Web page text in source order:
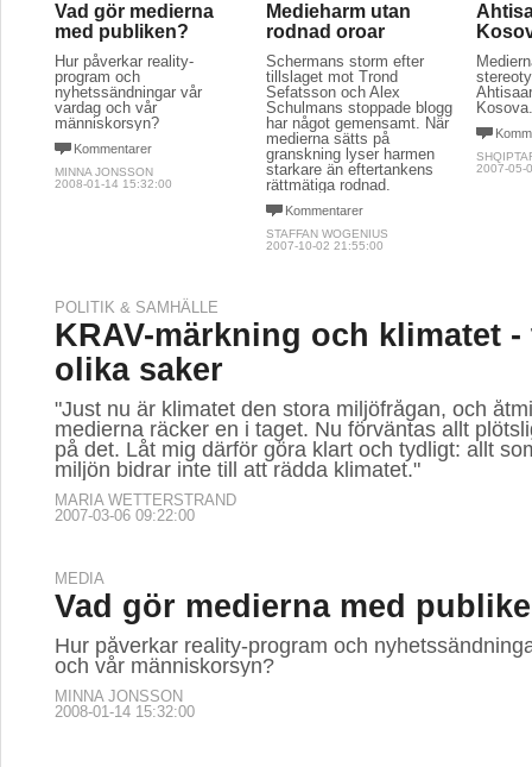
Vad gör medierna
med publiken?
Hur påverkar reality-
program och
nyhetssändningar vår
vardag och vår
människorsyn?
Kommentarer
MINNA JONSSON
2008-01-14 15:32:00
Medieharm utan
rodnad oroar
Schermans storm efter
tillslaget mot Trond
Sefatsson och Alex
Schulmans stoppade blogg
har något gemensamt. När
medierna sätts på
granskning lyser harmen
starkare än eftertankens
rättmätiga rodnad.
Kommentarer
STAFFAN WOGENIUS
2007-10-02 21:55:00
2007-05-
POLITIK & SAMHÄLLE
KRAV-märkning och klimatet -
olika saker
"Just nu är klimatet den stora miljöfrågan, och
medierna räcker en i taget. Nu förväntas allt
på det. Låt mig därför göra klart och tydligt: allt
miljön bidrar inte till att rädda klimatet."
MARIA WETTERSTRAND
2007-03-06 09:22:00
MEDIA
Vad gör medierna med
Hur påverkar reality-program och
och vår människorsyn?
MINNA JONSSON
2008-01-14 15:32:00